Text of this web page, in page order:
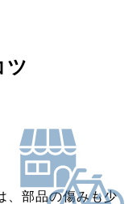
ツ
、部品の傷みも少